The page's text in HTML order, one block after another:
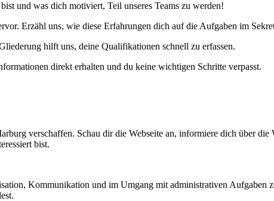
und was dich motiviert, Teil unseres Teams zu werden!
Erzähl uns, wie diese Erfahrungen dich auf die Aufgaben im
hilft uns, deine Qualifikationen schnell zu erfassen.
direkt erhalten und du keine wichtigen Schritte verpasst.
verschaffen. Schau dir die Webseite an, informiere dich über die
bist.
Kommunikation und im Umgang mit administrativen Aufgaben